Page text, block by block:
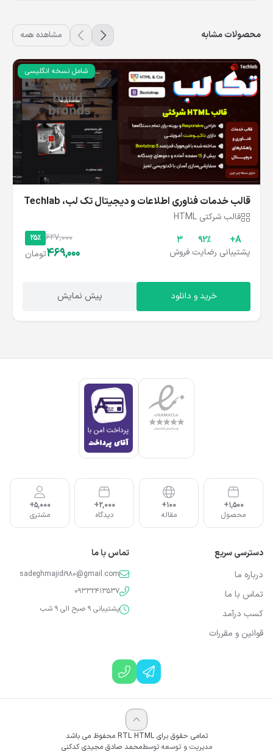
محصولات مشابه مشاهده همه
شامل نسخه انگلیسی
قالب خدمات فناوری اطلاعات و دیجیتال تک‌ لب، Techlab
قالب شرکتی HTML
A+
پشتیبانی
۹۲%
رضایت
3
فروش
25% 627,000
469,000تومان
خرید و دانلود پیش نمایش
1,500+
محصول
100+
مقاله
2,000+
دیدگاه
5,000+
مشتری
دسترسی سریع
درباره ما
تماس با ما
کسب درآمد
قوانین و مقررات
تماس با ما
sadeghmajidi980@gmail.com
09332413537
پشتیبانی 9 صبح الی 9 شب
تمامی حقوق برای RTL HTML محفوظ می باشد
مدیریت و توسعه توسطمحمد صادق مجیدی کدکنی